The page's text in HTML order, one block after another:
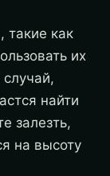
такие как
их
найти
залезть,
на высоту